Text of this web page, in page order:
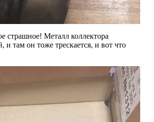
страшное! Металл коллектора
и там он тоже трескается, и вот что